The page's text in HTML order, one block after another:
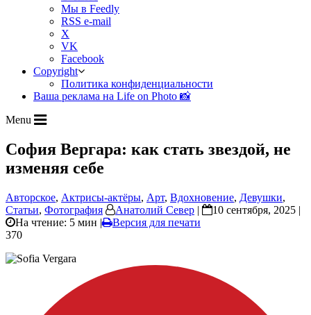
Мы в Feedly
RSS e-mail
X
VK
Facebook
Copyright
Политика конфиденциальности
Ваша реклама на Life on Photo 📸
Menu
София Вергара: как стать звездой, не
изменяя себе
Авторское, Актрисы-актёры, Арт, Вдохновение, Девушки,
Статьи, Фотография Анатолий Север |
10 сентября, 2025 |
На чтение: 5 мин |
Версия для печати
370